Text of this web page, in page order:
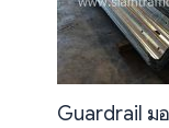
Guardrail ม